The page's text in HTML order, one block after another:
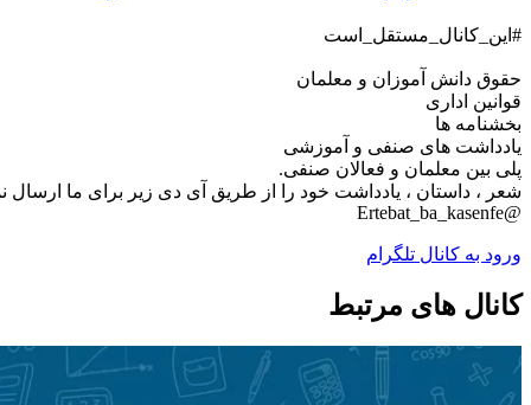
#این_کانال_مستقل_است
حقوق دانش آموزان و معلمان
قوانین اداری
بخشنامه ها
یادداشت های صنفی و آموزشی
پلی بین معلمان و فعالان صنفی.
شعر ، داستان ، یادداشت خود را از طریق آی دی زیر برای ما ارسال
@Ertebat_ba_kasenfe
ورود به کانال تلگرام
کانال های مرتبط